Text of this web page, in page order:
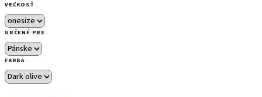
VEĽKOSŤ
URČENÉ PRE
FARBA